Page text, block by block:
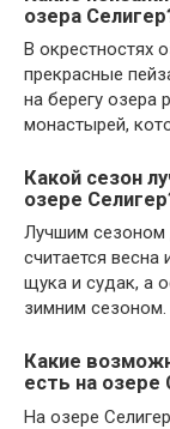
озера
В окрестностях
прекрасные
на берегу озера
монастырей,
Какой сезон
озере
Лучшим сезоном
считается весна
щука и судак, а
зимним сезоном.
Какие
есть на озере
На озере